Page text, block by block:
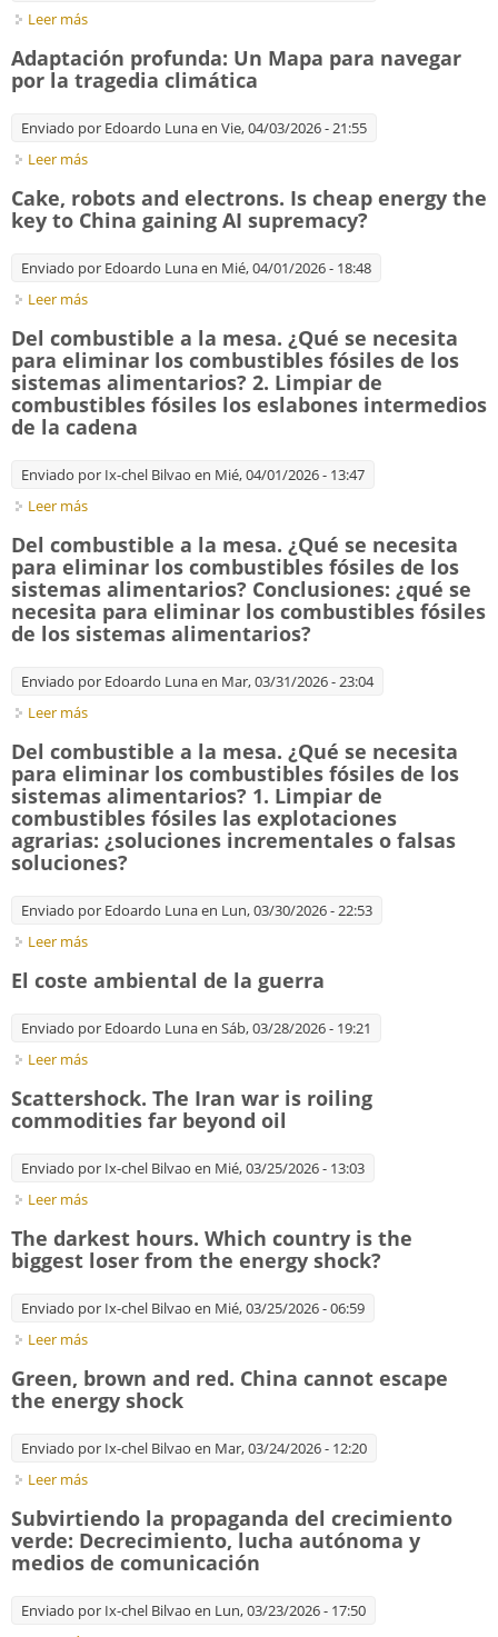
Leer más
Adaptación profunda: Un Mapa para navegar
por la tragedia climática
Enviado por Edoardo Lunaen Vie, 04/03/2026 - 21:55
Leer más
Cake, robots and electrons. Is cheap energy the
key to China gaining AI supremacy?
Enviado por Edoardo Lunaen Mié, 04/01/2026 - 18:48
Leer más
Del combustible a la mesa. ¿Qué se necesita
para eliminar los combustibles fósiles de los
sistemas alimentarios? 2. Limpiar de
combustibles fósiles los eslabones intermedios
de la cadena
Enviado por Ix-chel Bilvao en Mié, 04/01/2026 - 13:47
Leer más
2. Limpiar de combustibles fósiles los eslabones intermedios
de la cadena
Del combustible a la mesa. ¿Qué se necesita
para eliminar los combustibles fósiles de los
sistemas alimentarios? Conclusiones: ¿qué se
necesita para eliminar los combustibles fósiles
de los sistemas alimentarios?
Enviado por Edoardo Lunaen Mar, 03/31/2026 - 23:04
Leer más
Conclusiones: ¿qué se necesita para eliminar los combustibles
fósiles de los sistemas alimentarios?
Del combustible a la mesa. ¿Qué se necesita
para eliminar los combustibles fósiles de los
sistemas alimentarios? 1. Limpiar de
combustibles fósiles las explotaciones
agrarias: ¿soluciones incrementales o falsas
soluciones?
Enviado por Edoardo Lunaen Lun, 03/30/2026 - 22:53
Leer más
1. Limpiar de combustibles fósiles las explotaciones agrarias:
El coste ambiental de la guerra
Enviado por Edoardo Lunaen Sáb, 03/28/2026 - 19:21
Leer más
Scattershock. The Iran war is roiling
commodities far beyond oil
Enviado por Ix-chel Bilvao en Mié, 03/25/2026 - 13:03
Leer más
The darkest hours. Which country is the
biggest loser from the energy shock?
Enviado por Ix-chel Bilvao en Mié, 03/25/2026 - 06:59
Leer más
Green, brown and red. China cannot escape
the energy shock
Enviado por Ix-chel Bilvao en Mar, 03/24/2026 - 12:20
Leer más
Subvirtiendo la propaganda del crecimiento
verde: Decrecimiento, lucha autónoma y
medios de comunicación
Enviado por Ix-chel Bilvao en Lun, 03/23/2026 - 17:50